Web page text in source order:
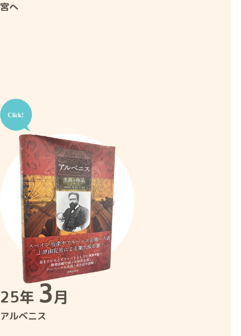
宮へ
25年 3月
アルベニス